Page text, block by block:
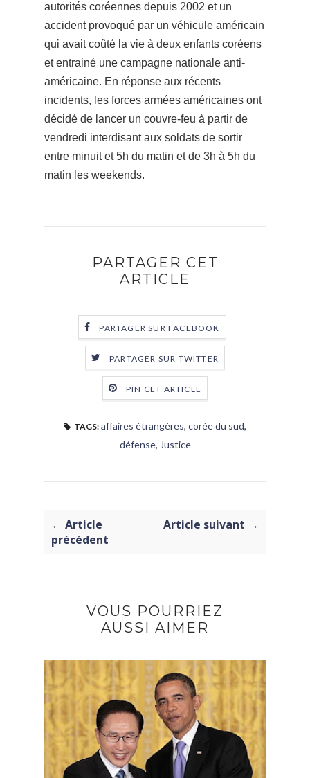
autorités coréennes depuis 2002 et un
accident provoqué par un véhicule américain
qui avait coûté la vie à deux enfants coréens
et entrainé une campagne nationale anti-
américaine. En réponse aux récents
incidents, les forces armées américaines ont
décidé de lancer un couvre-feu à partir de
vendredi interdisant aux soldats de sortir
entre minuit et 5h du matin et de 3h à 5h du
matin les weekends.
PARTAGER CET
ARTICLE
PARTAGER SUR FACEBOOK
PARTAGER SUR TWITTER
PIN CET ARTICLE
TAGS: affaires étrangères, corée du sud,
défense, Justice
← Article
précédent
Article suivant →
VOUS POURRIEZ
AUSSI AIMER